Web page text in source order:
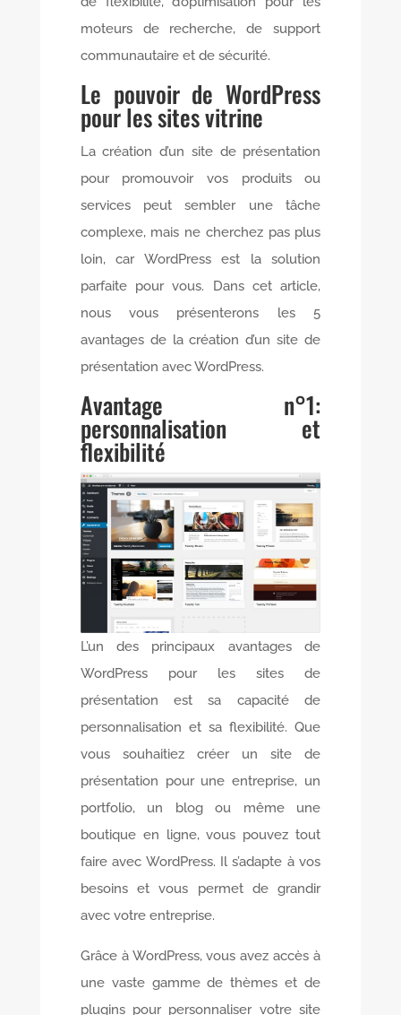
moteurs de recherche, de support
communautaire et de sécurité.
Le pouvoir de WordPress
pour les sites vitrine
La création d’un site de présentation
pour promouvoir vos produits ou
services peut sembler une tâche
complexe, mais ne cherchez pas plus
loin, car WordPress est la solution
parfaite pour vous. Dans cet article,
nous vous présenterons les 5
avantages de la création d’un site de
présentation avec WordPress.
Avantage n°1:
personnalisation et
flexibilité
L’un des principaux avantages de
WordPress pour les sites de
présentation est sa capacité de
personnalisation et sa flexibilité. Que
vous souhaitiez créer un site de
présentation pour une entreprise, un
portfolio, un blog ou même une
boutique en ligne, vous pouvez tout
faire avec WordPress. Il s’adapte à vos
besoins et vous permet de grandir
avec votre entreprise.
Grâce à WordPress, vous avez accès à
une vaste gamme de thèmes et de
plugins pour personnaliser votre site